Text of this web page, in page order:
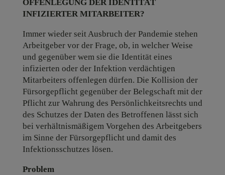
OFFENLEGUNG DER IDENTITÄT
INFIZIERTER MITARBEITER?
Immer wieder seit Ausbruch der Pandemie stehen
Arbeitgeber vor der Frage, ob, in welcher Weise
und gegenüber wem sie die Identität eines
infizierten oder der Infektion verdächtigen
Mitarbeiters offenlegen dürfen. Die Kollision der
Fürsorgepflicht gegenüber der Belegschaft mit der
Pflicht zur Wahrung des Persönlichkeitsrechts und
des Schutzes der Daten des Betroffenen lässt sich
bei verhältnismäßigem Vorgehen des Arbeitgebers
im Sinne der Fürsorgepflicht und damit des
Infektionsschutzes lösen.
Problem